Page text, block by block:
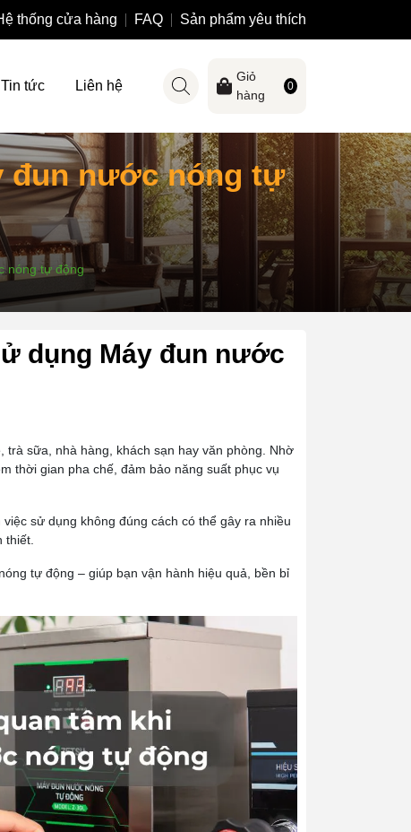
thống cửa hàng FAQ Sản phẩm yêu thích
Tin tức Liên hệ
Giỏ
hàng
0
đun nước nóng tự
nóng tự động
dụng Máy đun nước
sữa, nhà hàng, khách sạn hay văn phòng. Nhờ
thời gian pha chế, đảm bảo năng suất phục vụ
việc sử dụng không đúng cách có thể gây ra nhiều
tự động – giúp bạn vận hành hiệu quả, bền bỉ